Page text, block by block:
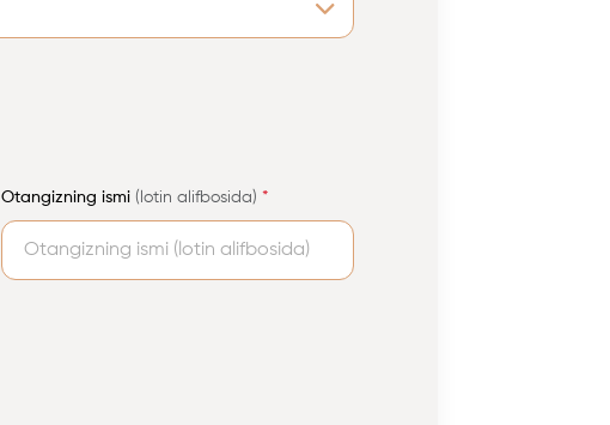
Otangizning ismi (lotin alifbosida) *